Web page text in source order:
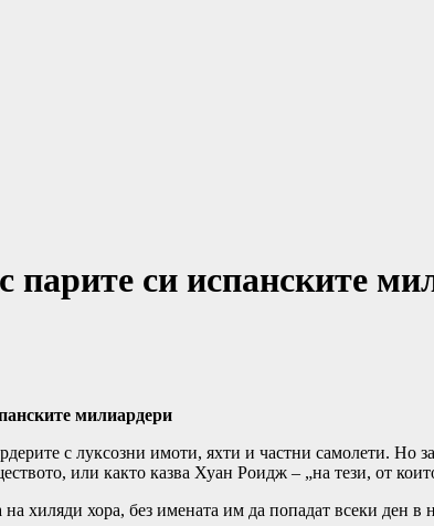
парите си испанските
милиардери
с луксозни имоти, яхти и частни самолети. Но
или както казва Хуан Роидж – „на тези, от
хиляди хора, без имената им да попадат всеки ден в